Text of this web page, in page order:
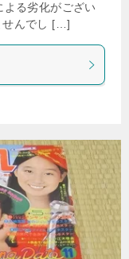
る劣化がござい
せんでし […]